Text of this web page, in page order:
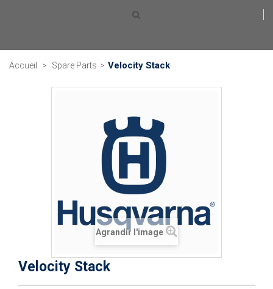
Accueil > Spare Parts > Velocity Stack
Agrandir l'image
Velocity Stack